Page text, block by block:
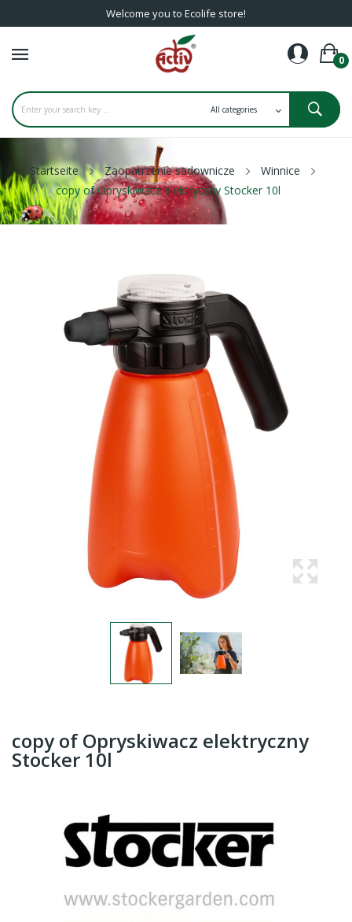
Welcome you to Ecolife store!
0
Startseite Zaopatrzenie sadownicze
Winnice
copy of Opryskiwacz elektryczny Stocker 10l
copy of Opryskiwacz elektryczny
Stocker 10l